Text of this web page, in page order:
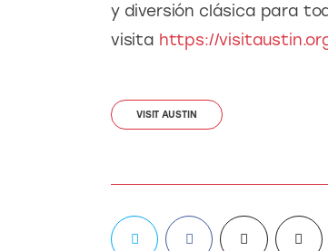
y diversión clásica para
visita https://
VISIT AUSTIN